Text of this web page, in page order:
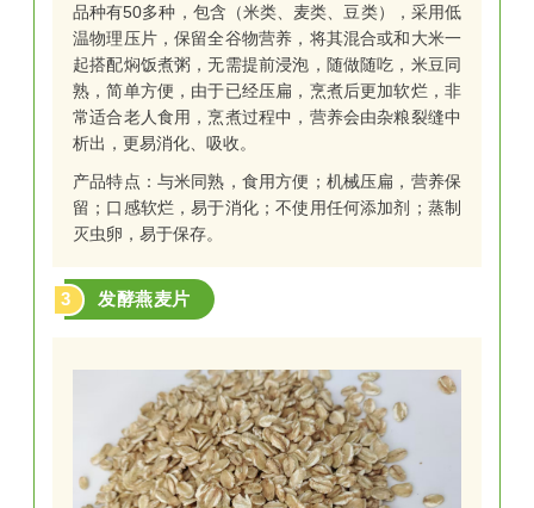
纤维促进肠道蠕动，含有丰富的蛋白质，高膳食纤
维，提升饱腹感，低脂低热量，适合多种饮食需求，
独立小包装，便于携带。
低GI黑麦荞麦馒头
特殊冷冻工艺越过结晶度，复蒸100%还原，
工工艺放大控糖效果，经人体医学权威实验表明，
后两小时血糖平稳，控糖效果极佳。配料表干净，含
品种有50多种，包含（米类、麦类、豆类），采用低
温物理压片，保留全谷物营养，将其混合或和大米一
起搭配焖饭煮粥，无需提前浸泡，随做随吃，米豆同
熟，简单方便，由于已经压扁，烹煮后更加软烂，非
常适合老人食用，烹煮过程中，营养会由杂粮裂缝中
析出，更易消化、吸收。
产品特点： 与米同熟，食用方便； 机械压扁，营养保
留； 口感软烂，易于消化；不使用任何添加剂； 蒸制
灭虫卵，易于保存。
3 发酵燕麦片